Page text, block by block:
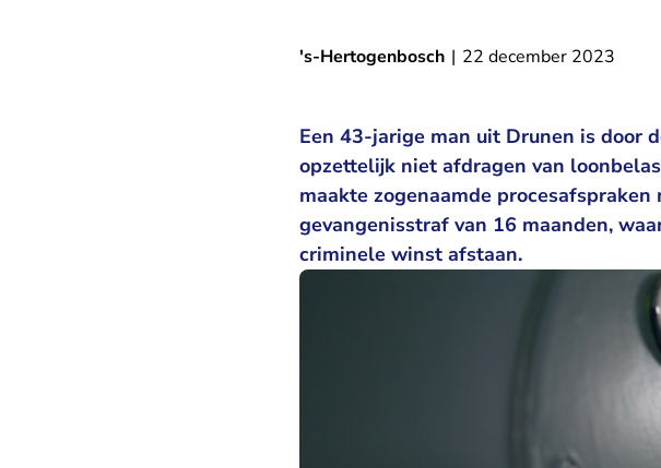
's-Hertogenbosch | 22 december 2023
Een 43-jarige man uit Drunen is door
opzettelijk niet afdragen van
maakte zogenaamde
gevangenisstraf van 16 maanden,
criminele winst afstaan.